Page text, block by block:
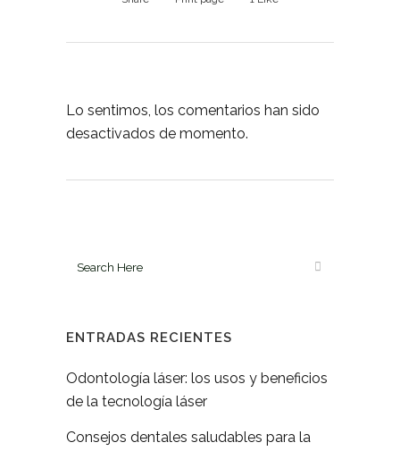
Lo sentimos, los comentarios han sido
desactivados de momento.
ENTRADAS RECIENTES
Odontología láser: los usos y beneficios
de la tecnología láser
Consejos dentales saludables para la